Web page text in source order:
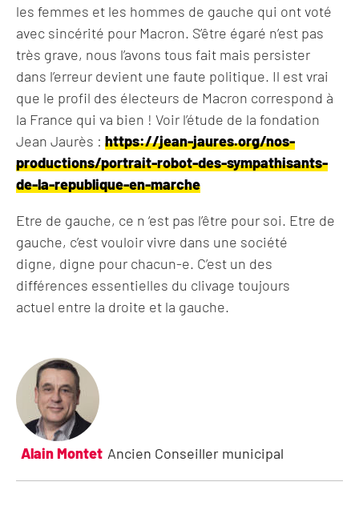
les femmes et les hommes de gauche qui ont voté
avec sincérité pour Macron. S’être égaré n’est pas
très grave, nous l’avons tous fait mais persister
dans l’erreur devient une faute politique. Il est vrai
que le profil des électeurs de Macron correspond à
la France qui va bien ! Voir l’étude de la fondation
Jean Jaurès : https://jean-jaures.org/nos-
productions/portrait-robot-des-sympathisants-
de-la-republique-en-marche
Etre de gauche, ce n ‘est pas l’être pour soi. Etre de
gauche, c’est vouloir vivre dans une société
digne, digne pour chacun-e. C’est un des
différences essentielles du clivage toujours
actuel entre la droite et la gauche.
Alain Montet Ancien Conseiller municipal